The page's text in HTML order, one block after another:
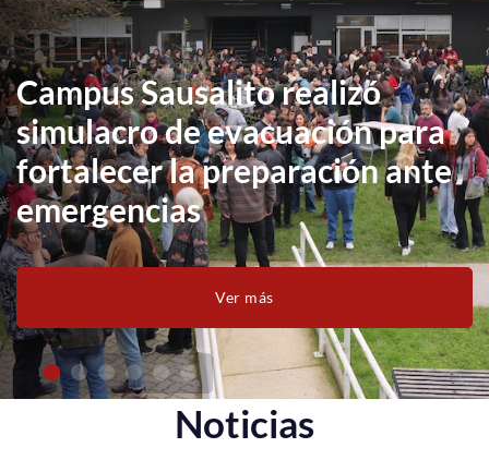
Reportes
Campus Sausalito realizó
simulacro de evacuación para
fortalecer la preparación ante
emergencias
Ver más
Noticias